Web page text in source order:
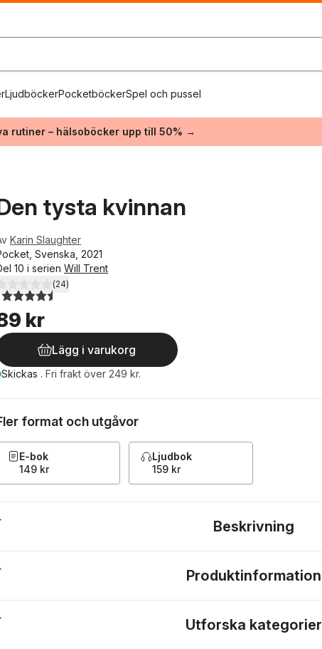
LjudböckerPocketböckerSpel och pussel
rutiner – hälsoböcker upp till 50% →
tysta kvinnan
Karin Slaughter
Svenska, 2021
10 i serien Will Trent
utav 5 stjärnor. Totalt antal röster:
(24)
kr
Lägg i varukorg
Skickas . Fri frakt över 249 kr.
format och utgåvor
E-bok
149 kr
Ljudbok
159 kr
Beskrivning
Produktinformation
Utforska kategorier